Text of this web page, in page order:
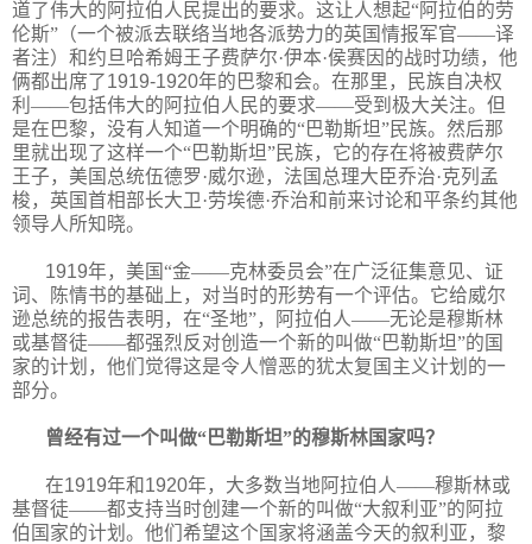
道了伟大的阿拉伯人民提出的要求。这让人想起“阿拉伯的劳
伦斯”（一个被派去联络当地各派势力的英国情报军官——译
者注）和约旦哈希姆王子费萨尔·伊本·侯赛因的战时功绩，他
俩都出席了1919-1920年的巴黎和会。在那里，民族自决权
利——包括伟大的阿拉伯人民的要求——受到极大关注。但
是在巴黎，没有人知道一个明确的“巴勒斯坦”民族。然后那
里就出现了这样一个“巴勒斯坦”民族，它的存在将被费萨尔
王子，美国总统伍德罗·威尔逊，法国总理大臣乔治·克列孟
梭，英国首相部长大卫·劳埃德·乔治和前来讨论和平条约其他
领导人所知晓。
1919年，美国“金——克林委员会”在广泛征集意见、证
词、陈情书的基础上，对当时的形势有一个评估。它给威尔
逊总统的报告表明，在“圣地”，阿拉伯人——无论是穆斯林
或基督徒——都强烈反对创造一个新的叫做“巴勒斯坦”的国
家的计划，他们觉得这是令人憎恶的犹太复国主义计划的一
部分。
曾经有过一个叫做“巴勒斯坦”的穆斯林国家吗？
在1919年和 1920年，大多数当地阿拉伯人——穆斯林或
基督徒——都支持当时创建一个新的叫做“大叙利亚”的阿拉
伯国家的计划。他们希望这个国家将涵盖今天的叙利亚，黎